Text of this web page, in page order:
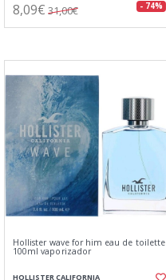
8,09€ 31,00€ - 74%
Hollister wave for him eau de toilette
100ml vaporizador
HOLLISTER CALIFORNIA